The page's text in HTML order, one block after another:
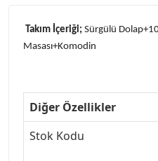
Takım İçeriği; Sürgülü
Masası+Komodin
Diğer Özellikler
Stok Kodu